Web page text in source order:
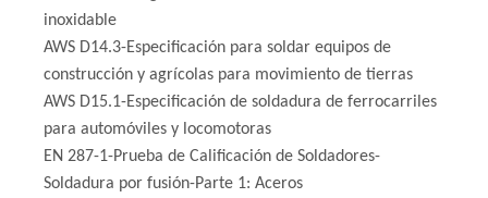
inoxidable
AWS D14.3-Especificación para soldar equipos de
construcción y agrícolas para movimiento de tierras
AWS D15.1-Especificación de soldadura de ferrocarriles
para automóviles y locomotoras
EN 287-1-Prueba de Calificación de Soldadores-
Soldadura por fusión-Parte 1: Aceros